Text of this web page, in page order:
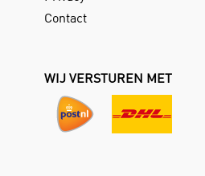
Contact
WIJ VERSTUREN MET